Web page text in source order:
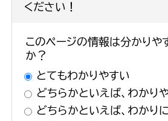
ください！
このページの情報は分かりや
か？
とてもわかりやすい
どちらかといえば、わかり
どちらかといえば、わかり